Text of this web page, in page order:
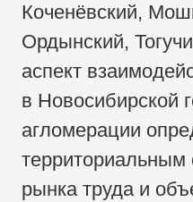
Коченёвский,
Ордынский,
аспект
в Новосибирской
агломерации
территориальным
рынка труда и